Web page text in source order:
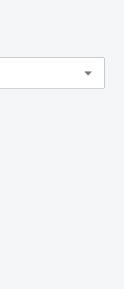
Den
av